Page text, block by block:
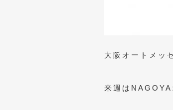
大阪オートメッ
来週は